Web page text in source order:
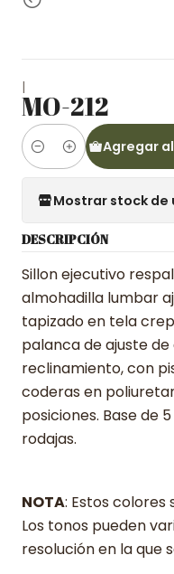
|
MO-212
Cantidad
Agregar
Mostrar stock de
DESCRIPCIÓN
Sillon ejecutivo
almohadilla lumbar
tapizado en tela
palanca de ajuste
reclinamiento, con
coderas en
posiciones. Base de
rodajas.
NOTA: Estos colores
Los tonos pueden
resolución en la que